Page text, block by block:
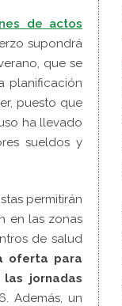
de actos
supondrá
que se
planificación
puesto que
ha llevado
sueldos y
permitirán
en las zonas
de salud
oferta para
jornadas
Además, un